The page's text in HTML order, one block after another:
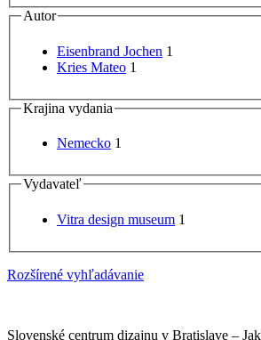
Autor
Eisenbrand Jochen 1
Kries Mateo 1
Krajina vydania
Nemecko 1
Vydavateľ
Vitra design museum 1
Rozšírené vyhľadávanie
Slovenské centrum dizajnu v Bratislave –